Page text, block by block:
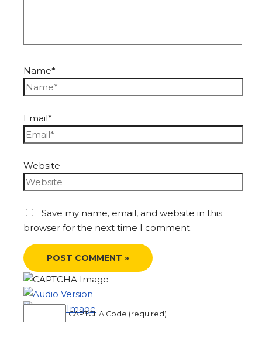
Name*
Email*
Website
Save my name, email, and website in this
browser for the next time I comment.
CAPTCHA Code (required)